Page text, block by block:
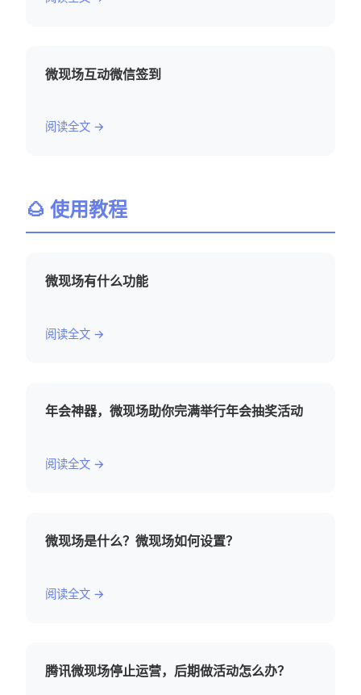
微现场互动微信签到
阅读全文 →
🌰 使用教程
微现场有什么功能
阅读全文 →
年会神器，微现场助你完满举行年会抽奖活动
阅读全文 →
微现场是什么？微现场如何设置？
阅读全文 →
腾讯微现场停止运营，后期做活动怎么办？